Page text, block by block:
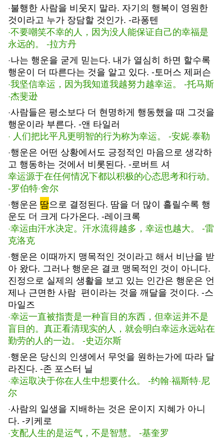
·불행한 사람을 비웃지 말라. 자기의 행복이 영원한
것이라고 누가 장담할 것인가. -라퐁텐
·不要嘲笑不幸的人，因为没人能保证自己的幸福是
永远的。 -拉方丹
·나는 행운을 굳게 믿는다. 내가 열심히 하면 할수록
행운이 더 따른다는 것을 알고 있다. -토머스 제퍼슨
·我坚信幸运，因为我知道我越努力越幸运。 -托马斯
·杰斐逊
·사람들은 평소보다 더 현명하게 행동했을 때 그것을
행운이라 부른다. -앤 타일러
· 人们把比平凡更明智的行为称为幸运。 -安妮·泰勒
·행운은 어떤 상황에서도 긍정적인 마음으로 생각하
고 행동하는 것에서 비롯된다. -로버트 셔
幸运源于在任何情况下都以积极的心态思考和行动。
-罗伯特·舍尔
·행운은 땀으로 결정된다. 땀을 더 많이 흘릴수록 행
운도 더 크게 다가온다. -레이크록
·幸运由汗水决定。汗水流得越多，幸运也越大。 -雷
克洛克
·행운은 이때까지 맹목적인 것이라고 해서 비난을 받
아 왔다. 그러나 행운은 결코 맹목적인 것이 아니다.
진정으로 실제의 생활을 보고 있는 인간은 행운은 언
제나 근면한 사람 편이라는 것을 깨달을 것이다. -스
마일즈
·幸运一直被指责是一种盲目的东西，但幸运并不是
盲目的。真正看清现实的人，就会明白幸运永远站在
勤劳的人的一边。 -史迈尔斯
·행운은 당신의 인생에서 무엇을 원하는가에 따라 달
라진다. -존 포스터 닐
·幸运取决于你在人生中想要什么。 -约翰·福斯特·尼
尔
·사람의 일생을 지배하는 것은 운이지 지혜가 아니
다. -키케로
·支配人生的是运气，不是智慧。 -基奎罗